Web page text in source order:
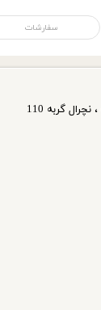
سفارشات
،نچرال گربه 110